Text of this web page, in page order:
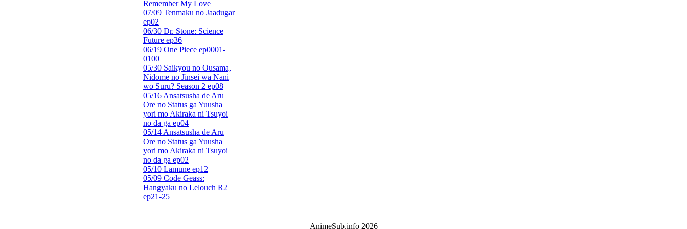
Remember My Love
07/09 Tenmaku no Jaadugar
ep02
06/30 Dr. Stone: Science
Future ep36
06/19 One Piece ep0001-
0100
05/30 Saikyou no Ousama,
Nidome no Jinsei wa Nani
wo Suru? Season 2 ep08
05/16 Ansatsusha de Aru
Ore no Status ga Yuusha
yori mo Akiraka ni Tsuyoi
no da ga ep04
05/14 Ansatsusha de Aru
Ore no Status ga Yuusha
yori mo Akiraka ni Tsuyoi
no da ga ep02
05/10 Lamune ep12
05/09 Code Geass:
Hangyaku no Lelouch R2
ep21-25
AnimeSub.info 2026